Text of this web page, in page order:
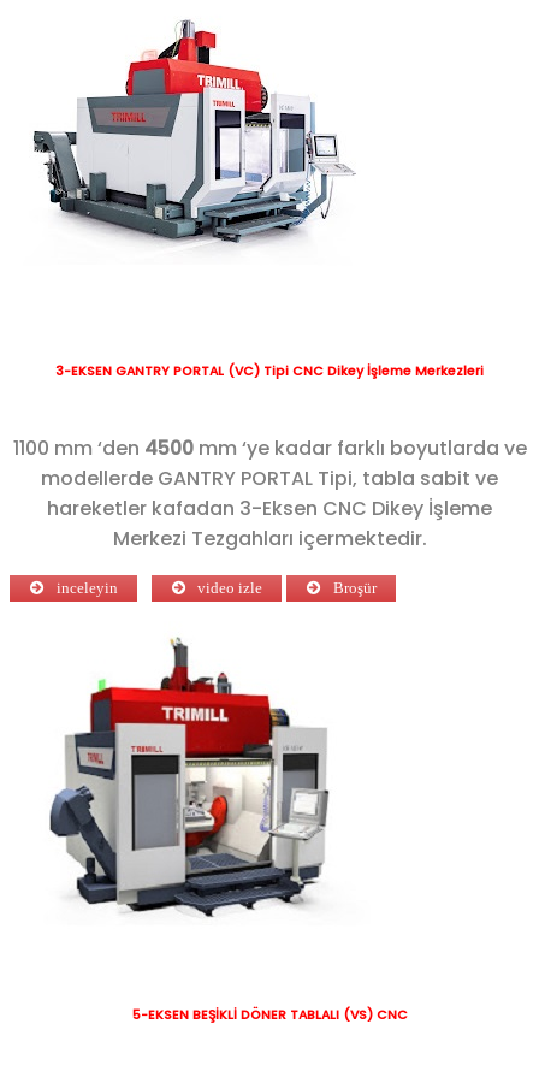
3-EKSEN GANTRY PORTAL (VC) Tipi CNC Dikey İşleme Merkezleri
1100 mm ‘den 4500mm ‘ye kadar farklı boyutlarda ve
modellerde GANTRY PORTAL Tipi, tabla sabit ve
hareketler kafadan 3-Eksen CNC Dikey İşleme
Merkezi Tezgahları içermektedir.
inceleyin video izle Broşür
5-EKSEN BEŞİKLİ DÖNER TABLALI (VS) CNC